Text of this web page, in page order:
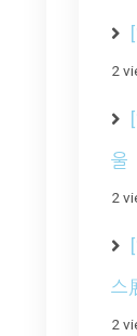
2
울
2
스
2